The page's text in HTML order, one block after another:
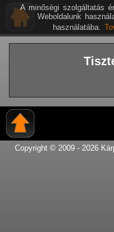
Copyright © 2009 - 2026
A minőségi szolgáltatás
Weboldalunk
használatába.